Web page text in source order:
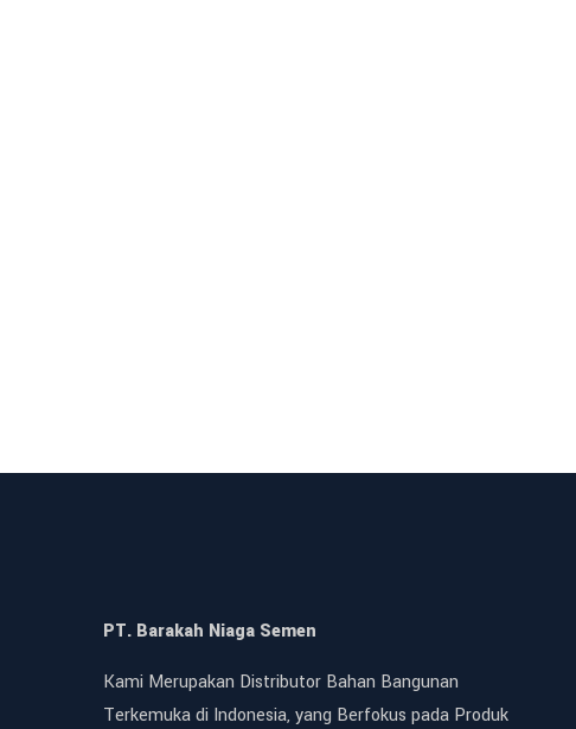
PT. Barakah Niaga Semen
Kami Merupakan Distributor Bahan Bangunan
Terkemuka di Indonesia, yang Berfokus pada Produk